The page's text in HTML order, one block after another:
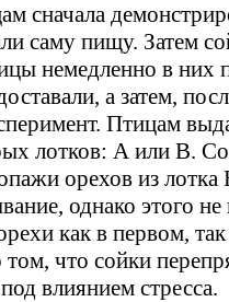
сначала
саму пищу. Затем
немедленно в них
а затем,
Птицам
лотков: А или В.
орехов из
однако этого
как в первом,
что сойки
влиянием стресса.